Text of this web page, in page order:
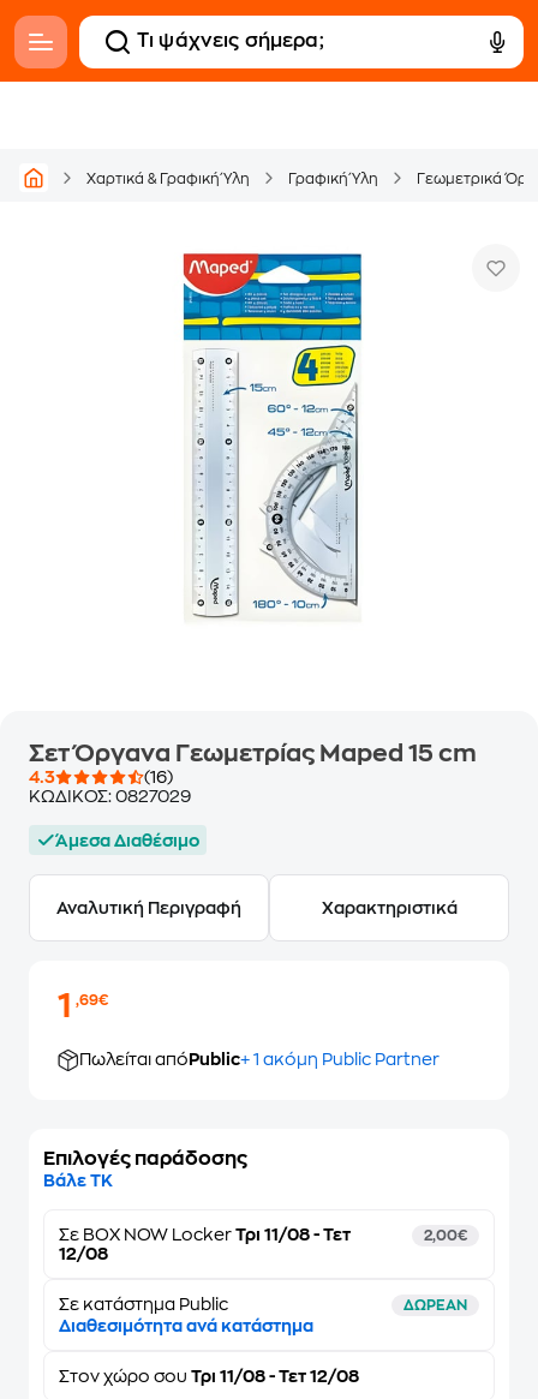
Χαρτικά & Γραφική Ύλη Γραφική Ύλη Γεωμετρικά
Σετ Όργανα Γεωμετρίας Maped 15 cm
4.3
(16)
ΚΩΔΙΚΟΣ: 0827029
Άμεσα Διαθέσιμο
Αναλυτική Περιγραφή Χαρακτηριστικά
1,69€
Πωλείται από Public+ 1 ακόμη Public Partner
Επιλογές παράδοσης
Βάλε ΤΚ
Σε BOX NOW Locker Τρι 11/08 - Τετ
12/08
2,00€
Σε κατάστημα Public ΔΩΡΕΑΝ
Διαθεσιμότητα ανά κατάστημα
Στον χώρο σου Τρι 11/08 - Τετ 12/08